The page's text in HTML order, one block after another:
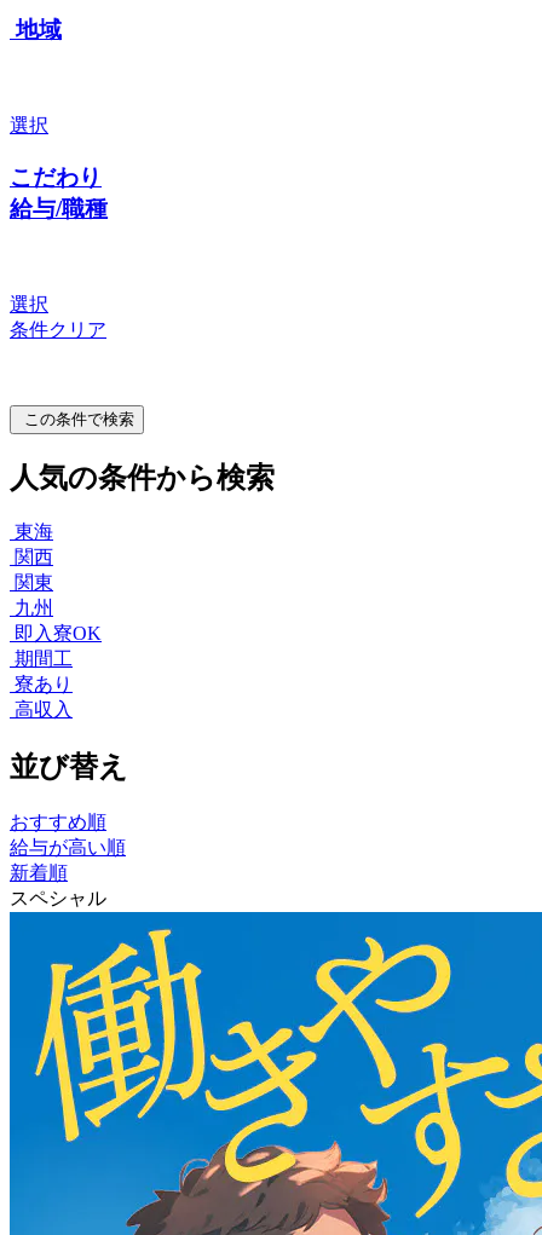
地域
選択
こだわり
給与/職種
選択
条件クリア
この条件で検索
人気の条件から検索
東海
関西
関東
九州
即入寮OK
期間工
寮あり
高収入
並び替え
おすすめ順
給与が高い順
新着順
スペシャル